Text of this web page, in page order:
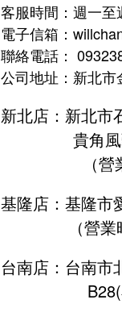
客服時間：週一
電子信箱：
聯絡電話：
公司地址：新北
新北店：新北市
貴角風藝術
（營業時
基隆店：基隆市
（營業
台南店：台南
B28